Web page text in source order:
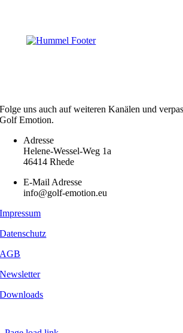
Folge uns auch auf weiteren Kanälen und
Golf Emotion.
Adresse
Helene-Wessel-Weg 1a
46414 Rhede
E-Mail Adresse
info@golf-emotion.eu
Impressum
Datenschutz
AGB
Newsletter
Downloads